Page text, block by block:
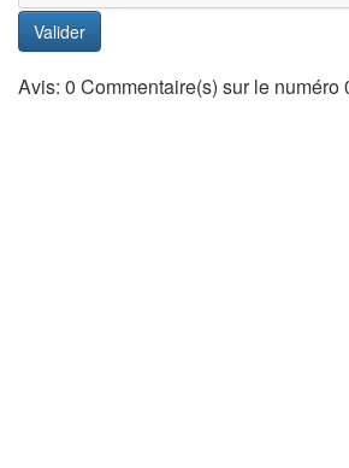
Valider
Avis: 0 Commentaire(s) sur le numéro